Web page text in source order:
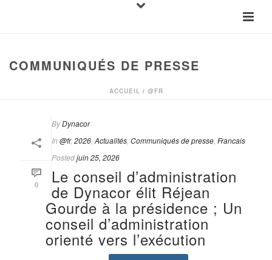
COMMUNIQUÉS DE PRESSE
ACCUEIL / @FR
0
ByDynacor
In @fr, 2026 Actualités Communiqués de presse Francais
Postedjuin 25, 2026
Le conseil d’administration
de Dynacor élit Réjean
Gourde à la présidence ; Un
conseil d’administration
orienté vers l’exécution